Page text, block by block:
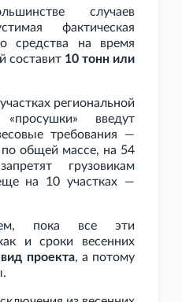
случаев
фактическая
средства на время
составит 10 тонн или
региональной
введут
требования —
по общей массе, на 54
грузовикам
на 10 участках —
пока все эти
и сроки весенних
проекта, а потому